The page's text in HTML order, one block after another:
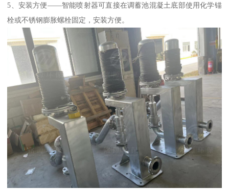
5、安装方便——智能喷射器可直接在调蓄池混凝土底部使用化学锚
栓或不锈钢膨胀螺栓固定，安装方便。